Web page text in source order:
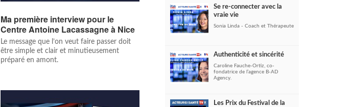
Ma première interview pour le
Centre Antoine Lacassagne à Nice
Le message que l’on veut faire passer doit
être simple et clair et minutieusement
préparé en amont.
Se re-connecter avec la
vraie vie
Sonia Linda - Coach et Thérapeute
Authenticité et sincérité
Caroline Fauche-Ortiz, co-
fondatrice de l’agence B-AD
Agency.
Les Prix du Festival de la